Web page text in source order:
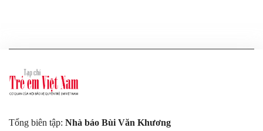
Tổng biên tập: Nhà báo Bùi Văn Khương